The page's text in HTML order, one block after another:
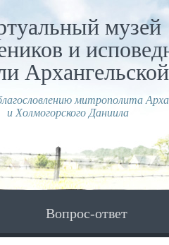
музей
и
Архангельской
митрополита
и Холмогорского Даниила
Вопрос-ответ